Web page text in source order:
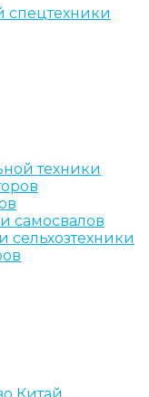
техники
самосвалов